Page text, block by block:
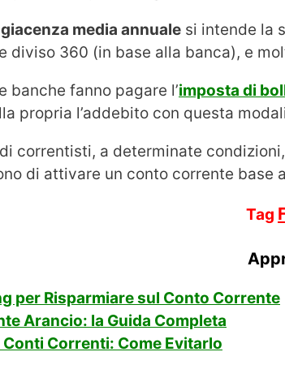
giacenza media annuale si intende la
diviso 360 (in base alla banca), e
banche fanno pagare l’imposta di
propria l’addebito con questa
correntisti, a determinate
di attivare un conto corrente base
Tag
per Risparmiare sul Conto Corrente
Arancio: la Guida Completa
Correnti: Come Evitarlo